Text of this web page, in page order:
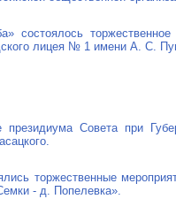
состоялось
лицея № 1 имени А. С.
Совета при
торжественные
- д. Попелевка».